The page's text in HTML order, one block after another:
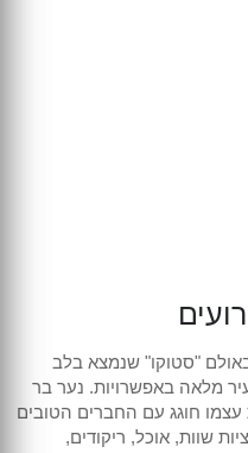
"סטוקו" שנמצא בלב
מלאה באפשרויות. נער בר
חוגג עם החברים הטובים
שוות, אוכל, ריקודים,